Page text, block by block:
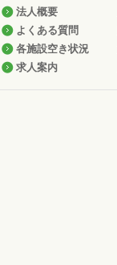
法人概要
よくある質問
各施設空き状況
求人案内